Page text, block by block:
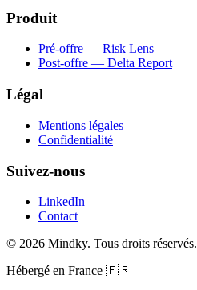
Produit
Pré-offre — Risk Lens
Post-offre — Delta Report
Légal
Mentions légales
Confidentialité
Suivez-nous
LinkedIn
Contact
© 2026 Mindky. Tous droits réservés.
Hébergé en France 🇫🇷